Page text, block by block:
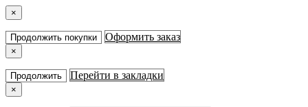
×
Продолжить покупки Оформить заказ
×
Продолжить Перейти в закладки
×